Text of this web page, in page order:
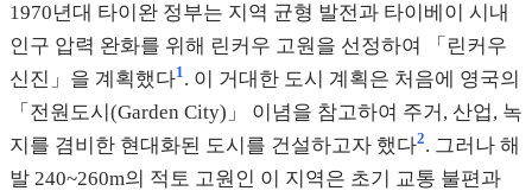
1970년대 타이완 정부는 지역 균형 발전과 타이베이 시내
인구 압력 완화를 위해 린커우 고원을 선정하여 「린커우
신진」을 계획했다1. 이 거대한 도시 계획은 처음에 영국의
「전원도시(Garden City)」 이념을 참고하여 주거, 산업, 녹
지를 겸비한 현대화된 도시를 건설하고자 했다2. 그러나 해
발 240~260m의 적토 고원인 이 지역은 초기 교통 불편과